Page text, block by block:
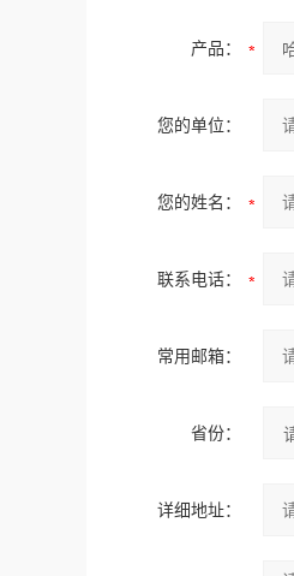
产品：
您的单位：
您的姓名：
联系电话：
常用邮箱：
省份：
详细地址：